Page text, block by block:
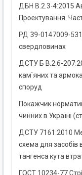
ДБН В.2.3-4:2015
Проектування.
РД 39-0147009-
свердловинах
ДСТУ Б В.2.6-
кам`яних та
споруд
Покажчик
чинних в Україні
ДСТУ 7161:2010
схема для засобів
тангенса кута
ГОСТ 10234-77